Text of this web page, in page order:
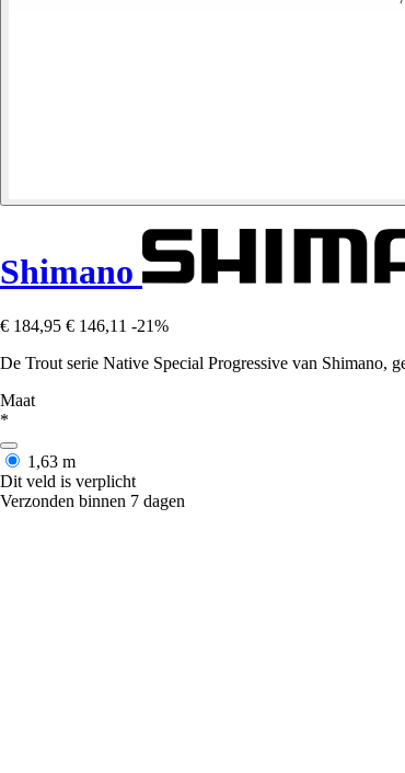
Shimano
€ 184,95 € 146,11 -21%
De Trout serie Native Special Progressive van Shimano,
Maat
*
1,63 m
Dit veld is verplicht
Verzonden binnen 7 dagen